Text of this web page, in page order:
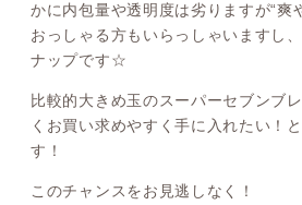
かに内包量や透明度は劣りますが“爽
おっしゃる方もいらっしゃいますし
ナップです☆
比較的大きめ玉のスーパーセブンブ
くお買い求めやすく手に入れたい！
す！
このチャンスをお見逃しなく！